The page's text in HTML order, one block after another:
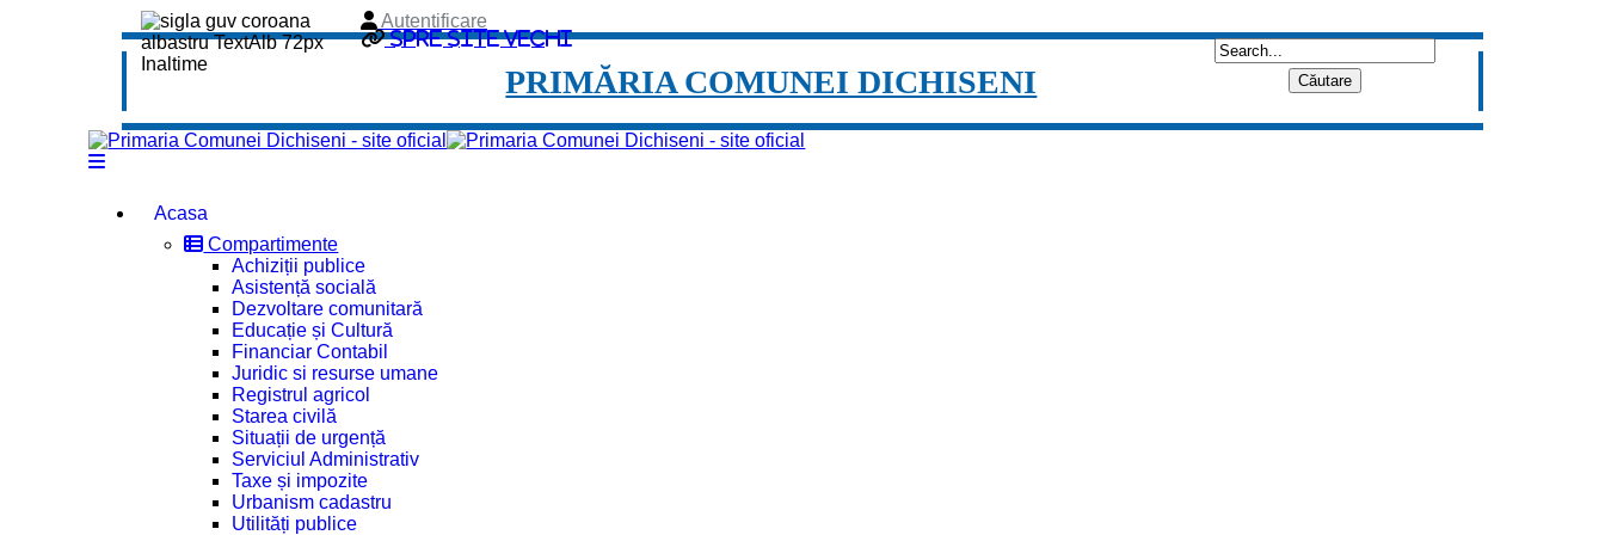
Spre site vechi
Autentificare
PRIMĂRIA COMUNEI DICHISENI
Acasa
Compartimente
Achiziții publice
Asistență socială
Dezvoltare comunitară
Educație și Cultură
Financiar Contabil
Juridic si resurse umane
Registrul agricol
Starea civilă
Situații de urgență
Serviciul Administrativ
Taxe și impozite
Urbanism cadastru
Utilități publice